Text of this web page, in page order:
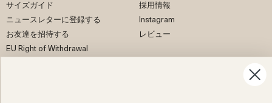
サイズガイド
ニュースレターに登録する
お友達を招待する
EU Right of Withdrawal
採用情報
Instagram
レビュー